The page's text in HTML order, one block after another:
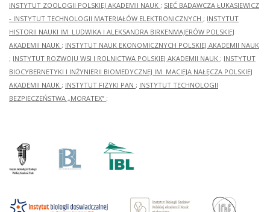
INSTYTUT ZOOLOGII POLSKIEJ AKADEMII NAUK ; SIEĆ BADAWCZA ŁUKASIEWICZ
- INSTYTUT TECHNOLOGII MATERIAŁÓW ELEKTRONICZNYCH ; INSTYTUT
HISTORII NAUKI IM. LUDWIKA I ALEKSANDRA BIRKENMAJERÓW POLSKIEJ
AKADEMII NAUK ; INSTYTUT NAUK EKONOMICZNYCH POLSKIEJ AKADEMII NAUK
; INSTYTUT ROZWOJU WSI I ROLNICTWA POLSKIEJ AKADEMII NAUK ; INSTYTUT
BIOCYBERNETYKI I INŻYNIERII BIOMEDYCZNEJ IM. MACIEJA NAŁĘCZA POLSKIEJ
AKADEMII NAUK ; INSTYTUT FIZYKI PAN ; INSTYTUT TECHNOLOGII
BEZPIECZEŃSTWA „MORATEX” ;